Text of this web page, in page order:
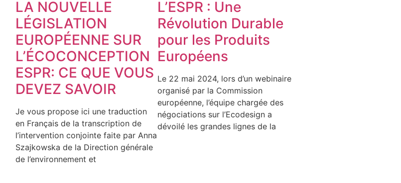
LA NOUVELLE
LÉGISLATION
EUROPÉENNE SUR
L’ÉCOCONCEPTION
ESPR: CE QUE VOUS
DEVEZ SAVOIR
Je vous propose ici une traduction
en Français de la transcription de
l’intervention conjointe faite par Anna
Szajkowska de la Direction générale
de l’environnement et
L’ESPR : Une
Révolution Durable
pour les Produits
Européens
Le 22 mai 2024, lors d’un webinaire
organisé par la Commission
européenne, l’équipe chargée des
négociations sur l’Ecodesign a
dévoilé les grandes lignes de la